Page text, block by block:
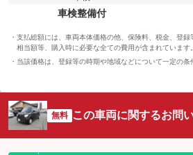
車検整備付
支払総額には、車両本体価格の他、保険料、税金、登
相当額等、購入時に必要な全ての費用が含まれています。
当該価格は、登録等の時期や地域などについて一定の条
無料 この車両に関するお問